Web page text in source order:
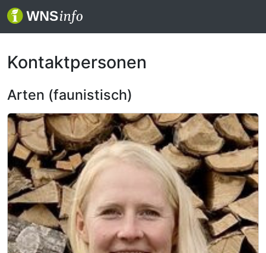
Kontaktpersonen
Arten (faunistisch)